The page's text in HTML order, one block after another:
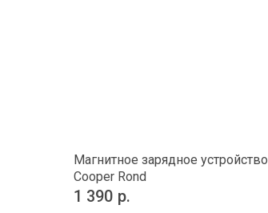
Магнитное зарядное устройство
Cooper Rond
1 390 р.